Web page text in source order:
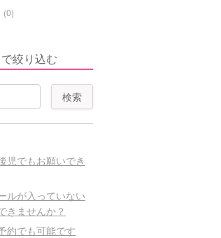
(0)
絞り込む
児でもお願いでき
ルが入っていない
きませんか？
約でも可能です